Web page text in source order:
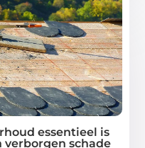
essentieel is
verborgen schade